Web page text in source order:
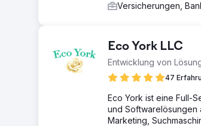
Versicherungen,
Eco York LLC
Entwicklung von
47
Eco York ist eine Full-
und Softwarelösungen
Marketing,